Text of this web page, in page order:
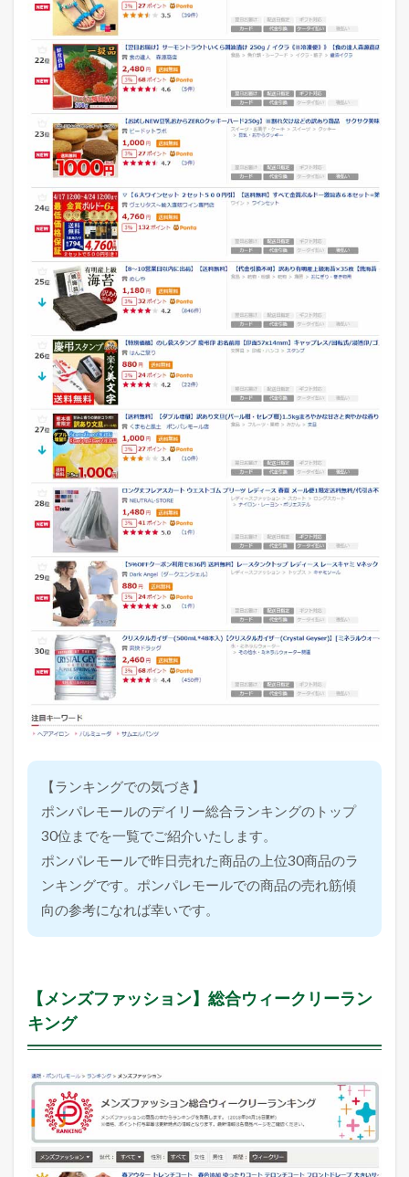
【ランキングでの気づき】
ポンパレモールのデイリー総合ランキングのトップ
30位までを一覧でご紹介いたします。
ポンパレモールで昨日売れた商品の上位30商品のラ
ンキングです。ポンパレモールでの商品の売れ筋傾
向の参考になれば幸いです。
【メンズファッション】総合ウィークリーラン
キング